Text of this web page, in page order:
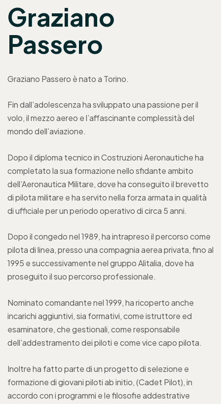
Graziano
Passero
Graziano Passero è nato a Torino.
Fin dall’adolescenza ha sviluppato una passione per il
volo, il mezzo aereo e l’affascinante complessità del
mondo dell’aviazione.
Dopo il diploma tecnico in Costruzioni Aeronautiche ha
completato la sua formazione nello sfidante ambito
dell’Aeronautica Militare, dove ha conseguito il brevetto
di pilota militare e ha servito nella forza armata in qualità
di ufficiale per un periodo operativo di circa 5 anni.
Dopo il congedo nel 1989, ha intrapreso il percorso come
pilota di linea, presso una compagnia aerea privata, fino al
1995 e successivamente nel gruppo Alitalia, dove ha
proseguito il suo percorso professionale.
Nominato comandante nel 1999, ha ricoperto anche
incarichi aggiuntivi, sia formativi, come istruttore ed
esaminatore, che gestionali, come responsabile
dell’addestramento dei piloti e come vice capo pilota.
Inoltre ha fatto parte di un progetto di selezione e
formazione di giovani piloti ab initio, (Cadet Pilot), in
accordo con i programmi e le filosofie addestrative